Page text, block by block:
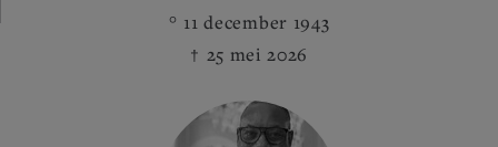
11 december 1943
25 mei 2026